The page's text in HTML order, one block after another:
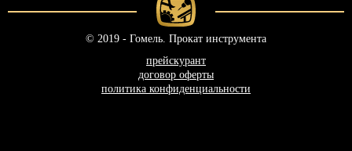
© 2019 - Гомель. Прокат инструмента
прейскурант
договор оферты
политика конфиденциальности